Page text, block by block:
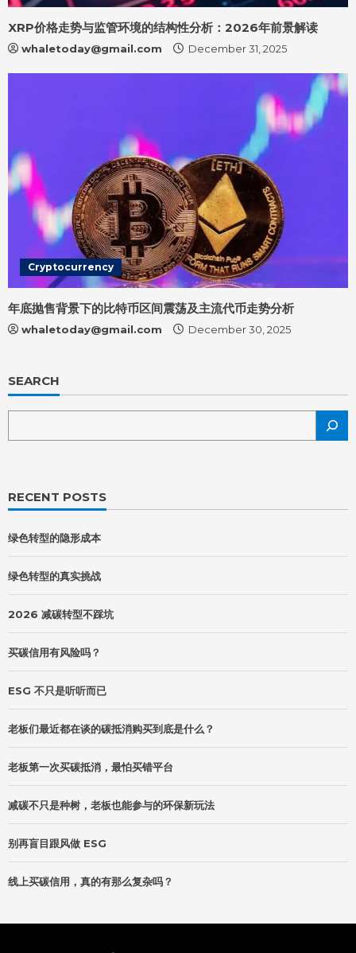
XRP价格走势与监管环境的结构性分析：2026年前景解读
whaletoday@gmail.com December 31, 2025
Cryptocurrency
年底抛售背景下的比特币区间震荡及主流代币走势分析
whaletoday@gmail.com December 30, 2025
SEARCH
RECENT POSTS
绿色转型的隐形成本
绿色转型的真实挑战
2026 减碳转型不踩坑
买碳信用有风险吗？
ESG 不只是听听而已
老板们最近都在谈的碳抵消购买到底是什么？
老板第一次买碳抵消，最怕买错平台
减碳不只是种树，老板也能参与的环保新玩法
别再盲目跟风做 ESG
线上买碳信用，真的有那么复杂吗？